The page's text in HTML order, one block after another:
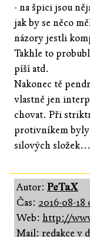
- na špici jsou
jak by se něco
názory jestli
Takhle to
píší atd.
Nakonec tě
vlastně jen
chovat. Při
protivníkem
silových složek...
Autor: PeTaX
Čas: 2016-08-18
Web: http://
Mail: redakce v